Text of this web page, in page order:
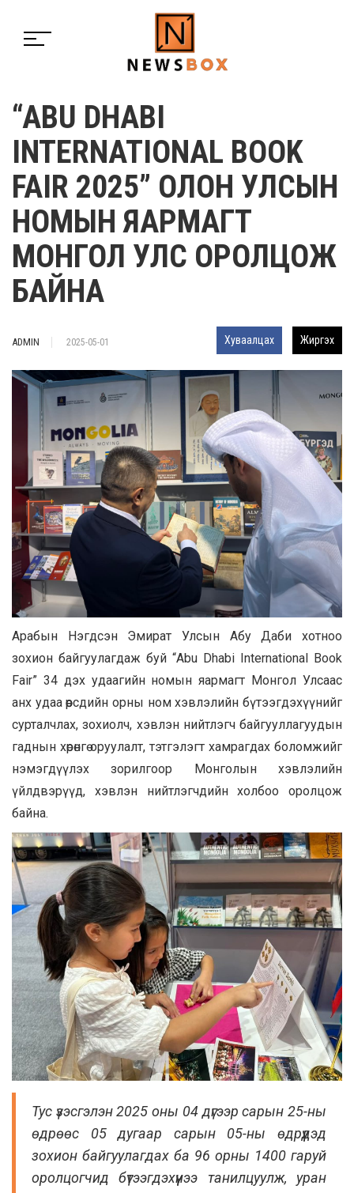
“ABU DHABI
INTERNATIONAL BOOK
FAIR 2025” ОЛОН УЛСЫН
НОМЫН ЯАРМАГТ
МОНГОЛ УЛС ОРОЛЦОЖ
БАЙНА
ADMIN 2025-05-01 Хуваалцах Жиргэх
Арабын Нэгдсэн Эмират Улсын Абу Даби хотноо
зохион байгуулагдаж буй “Abu Dhabi International Book
Fair” 34 дэх удаагийн номын яармагт Монгол Улсаас
анх удаа өөрсдийн орны ном хэвлэлийн бүтээгдэхүүнийг
сурталчлах, зохиолч, хэвлэн нийтлэгч байгууллагуудын
гаднын хөрөнгө оруулалт, тэтгэлэгт хамрагдах боломжийг
нэмэгдүүлэх зорилгоор Монголын хэвлэлийн
үйлдвэрүүд, хэвлэн нийтлэгчдийн холбоо оролцож
байна.
Тус үзэсгэлэн 2025 оны 04 дүгээр сарын 25-ны
өдрөөс 05 дугаар сарын 05-ны өдрүүдэд
зохион байгуулагдах ба 96 орны 1400 гаруй
оролцогчид бүтээгдэхүүнээ танилцуулж, уран